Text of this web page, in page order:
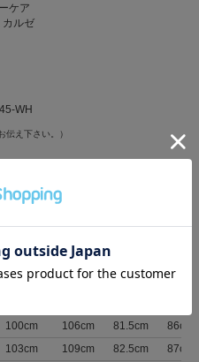
ケア
カルゼ
WH
伝え下さい。）
92cm 97cm
94.5cm 100cm 80cm
84cm
100cm 106cm 81.5cm
86cm
103cm 109cm 82.5cm
87cm